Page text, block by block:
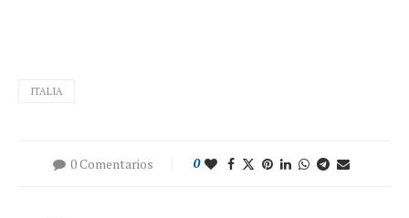
ITALIA
0 Comentarios 0